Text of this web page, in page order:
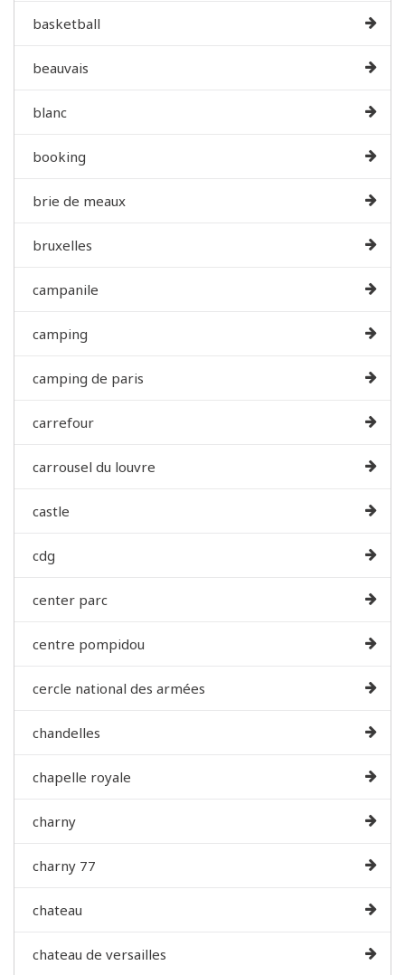
basketball
beauvais
blanc
booking
brie de meaux
bruxelles
campanile
camping
camping de paris
carrefour
carrousel du louvre
castle
cdg
center parc
centre pompidou
cercle national des armées
chandelles
chapelle royale
charny
charny 77
chateau
chateau de versailles